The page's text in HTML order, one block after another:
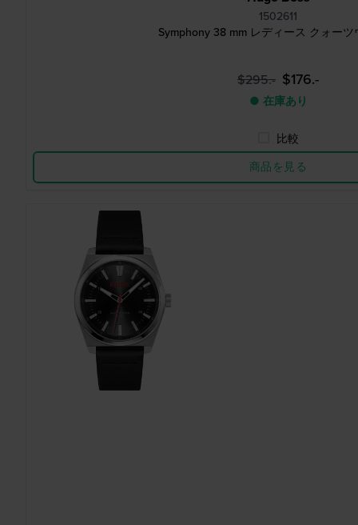
1502611
Symphony 38 mm レディース クォーツ
$295.- $176.-
● 在庫あり
比較
商品を見る